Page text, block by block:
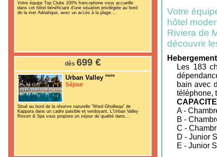
Votre équipe Top Clubs 100% francophone vous accueille
dans cet hôtel bénéficiant d’une situation privilégiée au bord
de la mer Adriatique, avec un accès à la plage....
dès 699 €
Urban Valley
Séjour
Situé au bord de la réserve naturelle "Wied Ghollieqa" de
Kappara dans un cadre paisible et verdoyant, L’Urban Valley
Resort & Spa vous propose un séjour de qualité dans...
Votre
hôtel
Riviera de
découvrir
Les 183
bain avec
téléphone,
A -
B -
C -
D - Junior
E - Junior